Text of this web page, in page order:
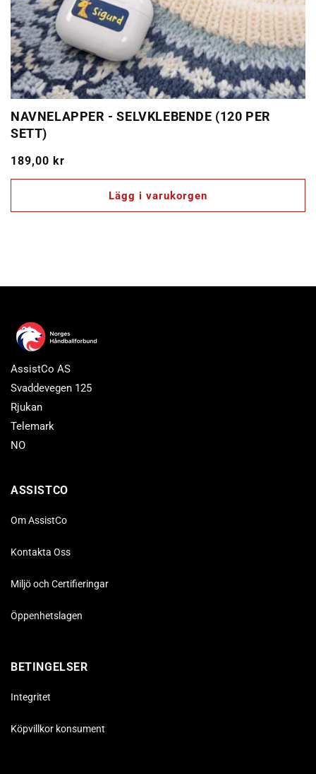
NAVNELAPPER - SELVKLEBENDE (120 PER
SETT)
Ordinarie
pris
189,00 kr
Lägg i varukorgen
AssistCo AS
Svaddevegen 125
Rjukan
Telemark
NO
ASSISTCO
Om AssistCo
Kontakta Oss
Miljö och Certifieringar
Öppenhetslagen
BETINGELSER
Integritet
Köpvillkor konsument